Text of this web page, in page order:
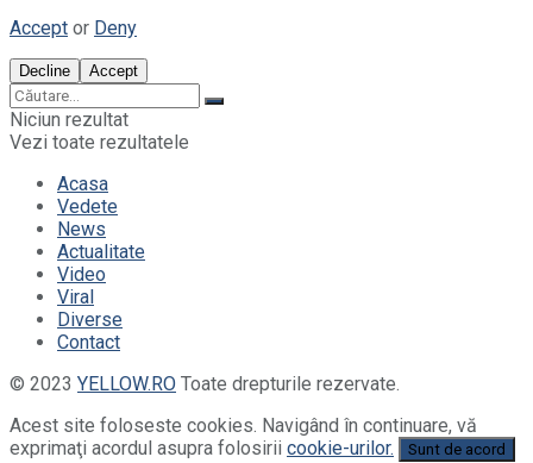
Accept or Deny
Decline Accept
Niciun rezultat
Vezi toate rezultatele
Acasa
Vedete
News
Actualitate
Video
Viral
Diverse
Contact
© 2023 YELLOW.RO Toate drepturile rezervate.
Acest site foloseste cookies. Navigând în continuare, vă
exprimaţi acordul asupra folosirii cookie-urilor. Sunt de acord